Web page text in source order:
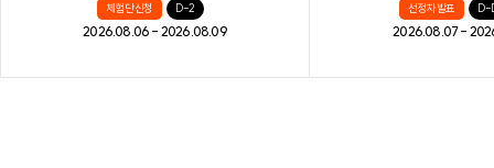
체험단 신청 D-2
2026.08.06 - 2026.08.09
선정자 발표 D-
2026.08.07 -